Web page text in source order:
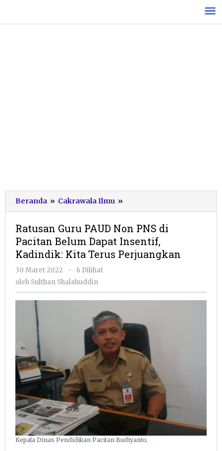
konten
Beranda » Cakrawala Ilmu »
Guru
Non
PNS
di
Insentif,
Terus
Perjuangkan
Ratusan Guru PAUD Non PNS di
Pacitan Belum Dapat Insentif,
Kadindik: Kita Terus Perjuangkan
30 Maret 2022
oleh
Sulthan
-
6 Dilihat
oleh Sulthan Shalahuddin
Kepala Dinas Pendidikan Pacitan Budiyanto.